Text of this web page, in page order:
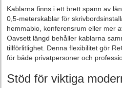
Kablarna finns i ett brett spann av
0,5‑meterskablar för
hemmabio, konferensrum eller mer
Oavsett längd behåller kablarna
tillförlitlighet. Denna flexibilitet gör
för både privatpersoner och
Stöd för viktiga